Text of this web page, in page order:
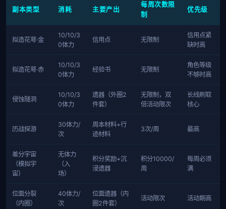
副本类型 消耗 主要产出
每周次数限
制
优先级
拟造花萼·金
10/10/3
0体力
信用点 无限制
信用点紧
缺时高
拟造花萼·赤
10/10/3
0体力
经验书 无限制
角色等级
不够时高
侵蚀隧洞
10/10/3
0体力
遗器（外圈2
件套）
无限制，双
倍活动限次
长线刷取
核心
历战探游
30体力/
次
周本材料+行
迹材料
3次/周 最高
差分宇宙
（模拟宇
宙）
无体力
（入
场）
积分奖励+沉
浸遗器
积分10000/
周
每周必须
满
位面分裂
（内圈）
40体力/
次
位面遗器（内
圈2件套）
活动限次 活动期高